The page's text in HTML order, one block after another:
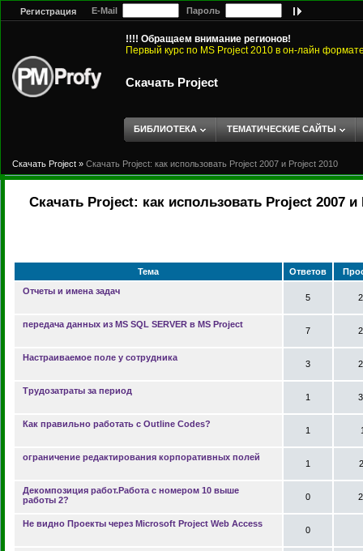
Регистрация E-Mail Пароль
!!!! Обращаем внимание регионов!
Первый курс по MS Project 2010 в он-лайн
Скачать Project
БИБЛИОТЕКА ТЕМАТИЧЕСКИЕ САЙТЫ
Скачать Project » Скачать Project: как использовать Project 2007 и Project 2010
Скачать Project: как использовать Project 2007 и
Тема Ответов
Отчеты и имена задач
5
передача данных из MS SQL SERVER в MS Project
7
Настраиваемое поле у сотрудника
3
Трудозатраты за период
1
Как правильно работать с Outline Codes?
1
ограничение редактирования корпоративных полей
1
Декомпозиция работ.Работа с номером 10 выше
работы 2?
0
Не видно Проекты через Microsoft Project Web Access
0